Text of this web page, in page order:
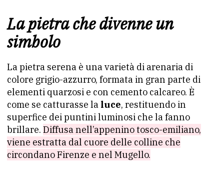
La pietra che divenne un
simbolo
La pietra serena è una varietà di arenaria di
colore grigio-azzurro, formata in gran parte di
elementi quarzosi e con cemento calcareo. È
come se catturasse la luce, restituendo in
superfice dei puntini luminosi che la fanno
brillare. Diffusa nell’appenino tosco-emiliano,
viene estratta dal cuore delle colline che
circondano Firenze e nel Mugello.